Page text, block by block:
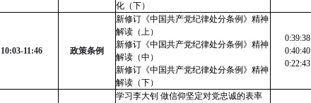
化（下）
10:03-11:46 政策条例
新修订《中国共产党纪律处分条例》精神
解读 （上）
新修订《中国共产党纪律处分条例》精神
解读 （中）
新修订《中国共产党纪律处分条例》精神
解读 （下）
0:39:38
0:40:40
0:22:43
学习李大钊 做信仰坚定对党忠诚的表率